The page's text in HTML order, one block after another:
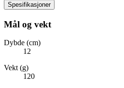
Spesifikasjoner
Mål og vekt
Dybde (cm)
12
Vekt (g)
120